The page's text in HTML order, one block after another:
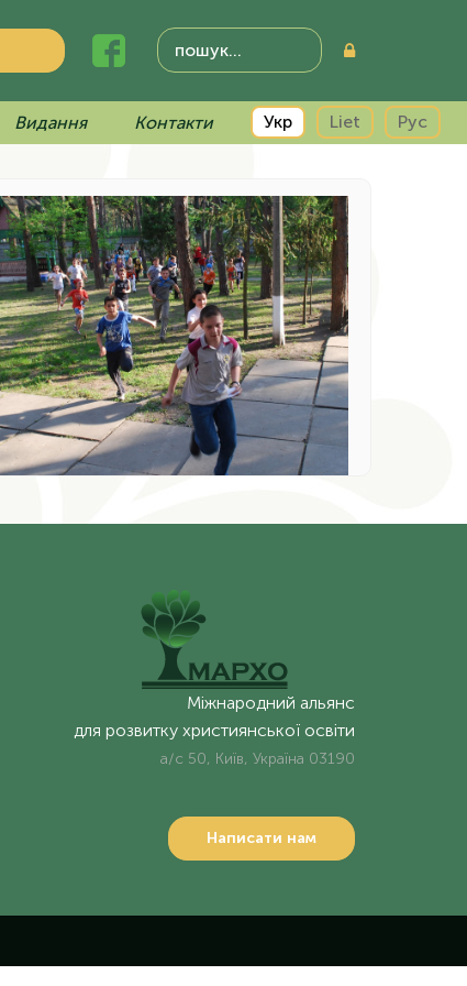
Видання Контакти Укр Liet Рус
Міжнародний альянс
для розвитку християнської освіти
а/с 50, Київ, Україна 03190
Написати нам